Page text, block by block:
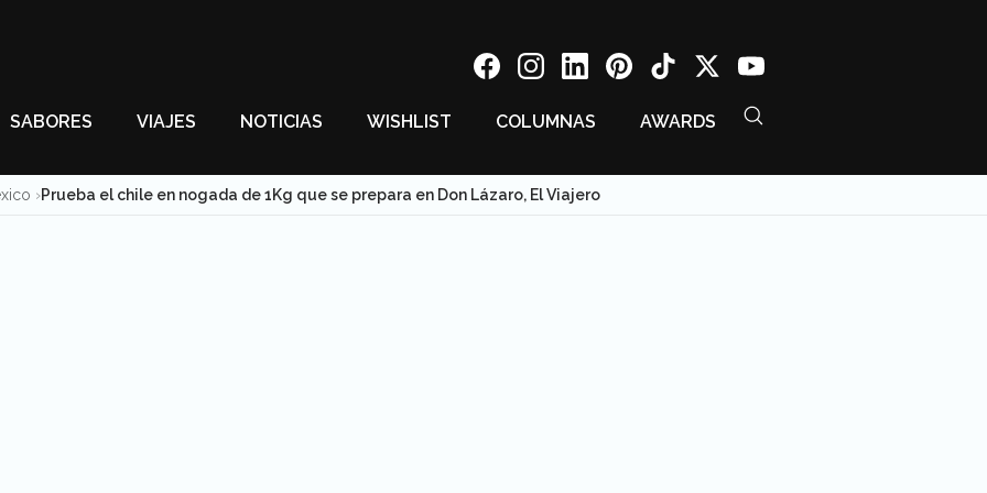
SABORES VIAJES NOTICIAS WISHLIST COLUMNAS AWARDS
Prueba el chile en nogada de 1Kg que se prepara en Don Lázaro, El Viajero